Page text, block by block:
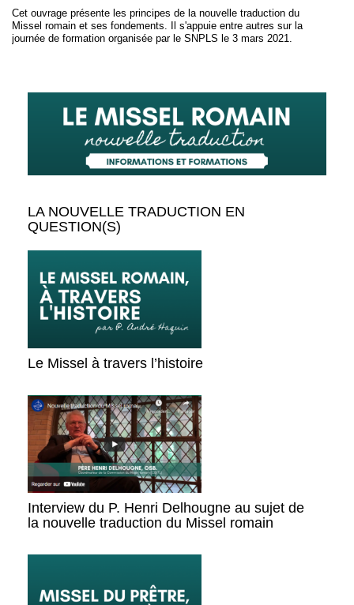
Cet ouvrage présente les principes de la nouvelle traduction du
Missel romain et ses fondements. Il s'appuie entre autres sur la
journée de formation organisée par le SNPLS le 3 mars 2021.
LA NOUVELLE TRADUCTION EN
QUESTION(S)
Le Missel à travers l’histoire
Interview du P. Henri Delhougne au sujet de
la nouvelle traduction du Missel romain